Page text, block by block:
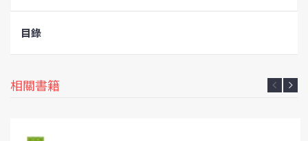
目錄
相關書籍